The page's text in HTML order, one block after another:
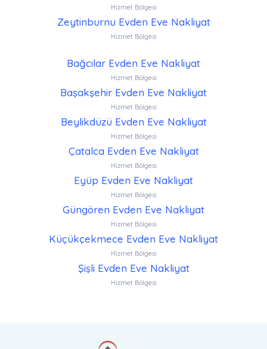
Hizmet Bölgesi
Zeytinburnu Evden Eve Nakliyat
Hizmet Bölgesi
Bağcılar Evden Eve Nakliyat
Hizmet Bölgesi
Başakşehir Evden Eve Nakliyat
Hizmet Bölgesi
Beylikdüzü Evden Eve Nakliyat
Hizmet Bölgesi
Çatalca Evden Eve Nakliyat
Hizmet Bölgesi
Eyüp Evden Eve Nakliyat
Hizmet Bölgesi
Güngören Evden Eve Nakliyat
Hizmet Bölgesi
Küçükçekmece Evden Eve Nakliyat
Hizmet Bölgesi
Şişli Evden Eve Nakliyat
Hizmet Bölgesi